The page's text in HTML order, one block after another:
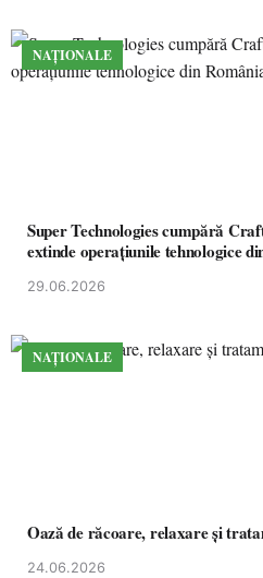
NAȚIONALE
Super Technologies cumpără
extinde operațiunile tehnologice
29.06.2026
NAȚIONALE
Oază de răcoare, relaxare și
24.06.2026